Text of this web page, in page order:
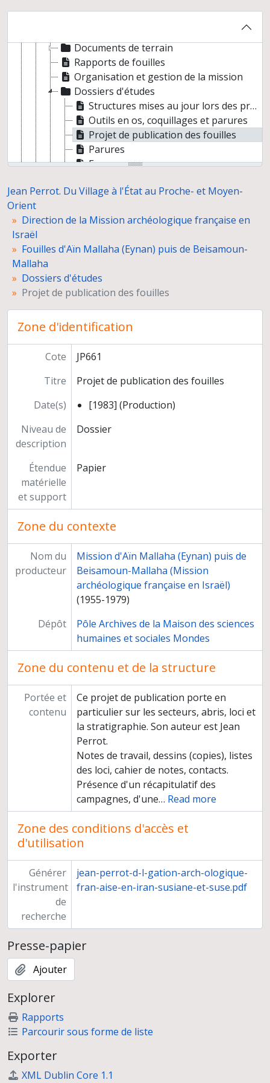
Fouilles d'Aïn Mallaha (Eynan) puis de Beisamoun-Mallaha
Documents de terrain
Rapports de fouilles
Organisation et gestion de la mission
Dossiers d'études
Structures mises au jour lors des premières campagnes
Outils en os, coquillages et parures
Projet de publication des fouilles
Parures
Fosses
Presse
Co-direction des fouilles de Ben Shemen
Délégation archéologique française en Iran
Direction de la revue Paléorient
Congrès et conférences
Publications
Médiation scientifique
Relations scientifiques
Titre et travaux
Jean Perrot. Du Village à l'État au Proche- et Moyen-
Orient
Direction de la Mission archéologique française en
Israël
Fouilles d'Aïn Mallaha (Eynan) puis de Beisamoun-
Mallaha
Dossiers d'études
Projet de publication des fouilles
Zone d'identification
Cote
JP661
Titre
Projet de publication des fouilles
Date(s)
[1983] (Production)
Niveau de
description
Dossier
Étendue
matérielle
et support
Papier
Zone du contexte
Nom du
producteur
Mission d'Aïn Mallaha (Eynan) puis de
Beisamoun-Mallaha (Mission
archéologique française en Israël)
(1955-1979)
Dépôt
Pôle Archives de la Maison des sciences
humaines et sociales Mondes
Zone du contenu et de la structure
Portée et
contenu
Ce projet de publication porte en
particulier sur les secteurs, abris, loci et
la stratigraphie. Son auteur est Jean
Perrot.
Notes de travail, dessins (copies), listes
des loci, cahier de notes, contacts.
Présence d'un récapitulatif des
campagnes, d'une… Read more
Zone des conditions d'accès et
d'utilisation
Générer
l'instrument
de
recherche
jean-perrot-d-l-gation-arch-ologique-
fran-aise-en-iran-susiane-et-suse.pdf
Presse-papier
Ajouter
Explorer
Rapports
Parcourir sous forme de liste
Exporter
XML Dublin Core 1.1